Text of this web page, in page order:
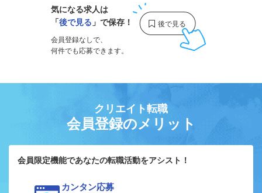
気になる求人は
「後で見る 」で保存！
会員登録なしで、
何件でも応募できます。
クリエイト転職
会員登録のメリット
会員限定機能であなたの転職活動をアシスト！
カンタン応募